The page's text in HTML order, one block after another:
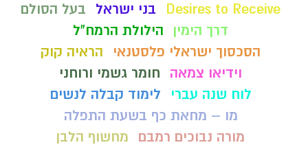
Desires to Receive בני ישראל
בעל הסולם
דרך הימין
הילולת הרמח"ל
הסכסוך ישראלי פלסטנאי
הראיה קוק
וידיאו צמאה
חומר גשמי ורוחני
לוח שנה עברי
לימוד קבלה לנשים
מו – מחאת כף בשעת התפלה
מורה נבוכים רמבם
מחשוף הלבן